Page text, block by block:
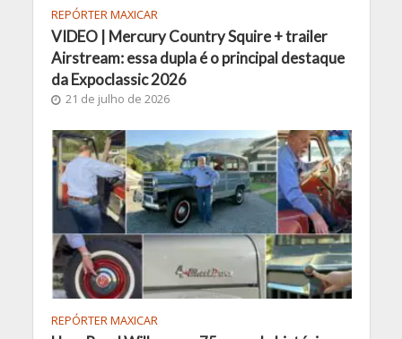
REPÓRTER MAXICAR
VIDEO | Mercury Country Squire + trailer
Airstream: essa dupla é o principal destaque
da Expoclassic 2026
21 de julho de 2026
REPÓRTER MAXICAR